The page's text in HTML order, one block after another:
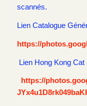
scannés.
Lien Catalogue
https://
Lien Hong Kong Cat
https://